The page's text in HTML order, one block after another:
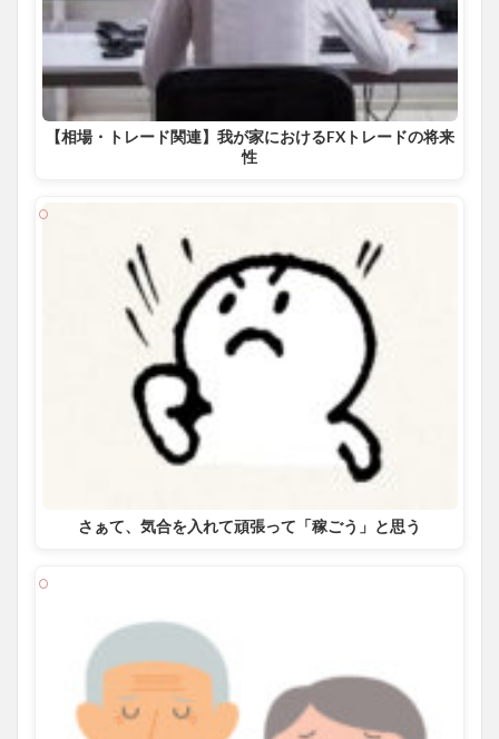
【相場・トレード関連】我が家におけるFXトレードの将来
性
さぁて、気合を入れて頑張って「稼ごう」と思う